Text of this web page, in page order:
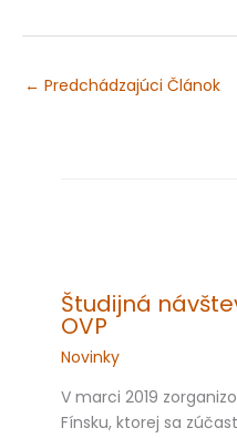
← Predchádzajúci Článok
Študijná
OVP
Novinky
V marci 2019
Fínsku, ktorej sa